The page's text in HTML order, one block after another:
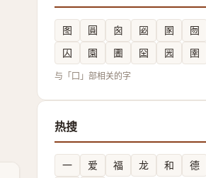
图 圓 囪 㘠 圂
囫
囚
園 圕 囶 㘢 圉
与「囗」部相关的字
热搜
一 爱 福 龙 和 德